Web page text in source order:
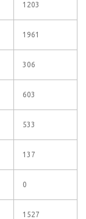
1203
1961
306
603
533
137
0
1527